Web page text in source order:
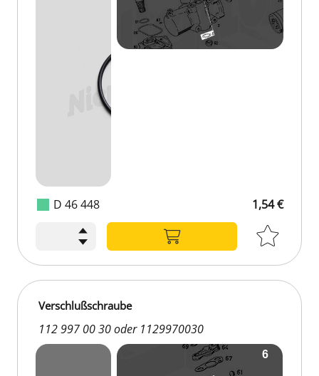
D 46 448 1,54 €
Verschlußschraube
112 997 00 30 oder 1129970030